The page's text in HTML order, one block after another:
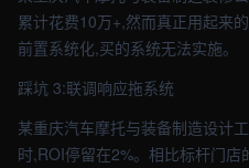
累计花费10万+,然而真正用起来
前置系统化,买的系统无法实施。
踩坑 3:联调响应拖系统
某重庆汽车摩托与装备制造设计
时,ROI停留在2%。相比标杆门